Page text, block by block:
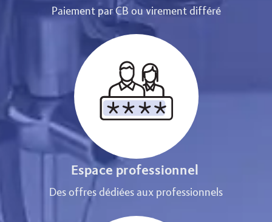
Paiement par CB ou virement différé
Espace professionnel
Des offres dédiées aux professionnels